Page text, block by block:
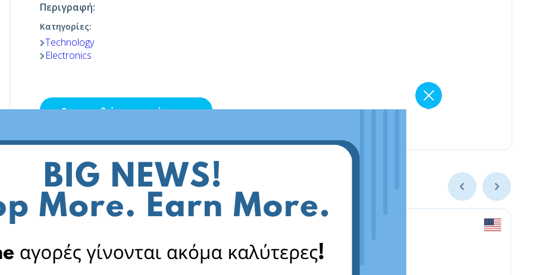
Περιγραφή:
Κατηγορίες:
Technology
Electronics
Επισκεφθείτε το κατάστημα